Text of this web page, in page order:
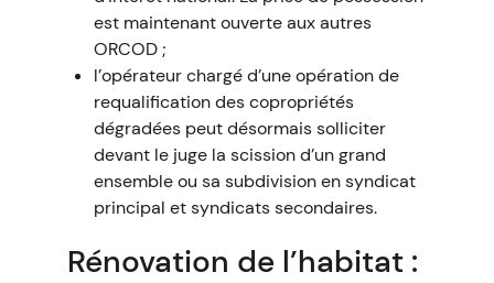
est maintenant ouverte aux autres
ORCOD ;
l’opérateur chargé d’une opération de
requalification des copropriétés
dégradées peut désormais solliciter
devant le juge la scission d’un grand
ensemble ou sa subdivision en syndicat
principal et syndicats secondaires.
Rénovation de l’habitat :